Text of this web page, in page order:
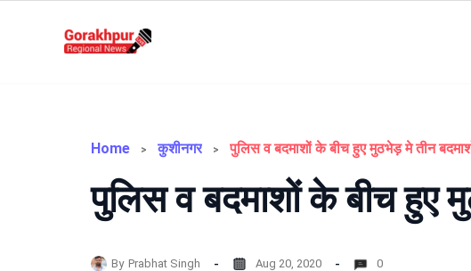
News
Home कुशीनगर
पुलिस व बदमाशों के बीच हुए
By Prabhat Singh Aug 20, 2020 0